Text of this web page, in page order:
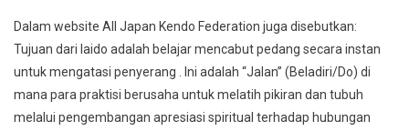
Dalam website All Japan Kendo Federation juga disebutkan:
Tujuan dari Iaido adalah belajar mencabut pedang secara instan
untuk mengatasi penyerang . Ini adalah “Jalan” (Beladiri/Do) di
mana para praktisi berusaha untuk melatih pikiran dan tubuh
melalui pengembangan apresiasi spiritual terhadap hubungan